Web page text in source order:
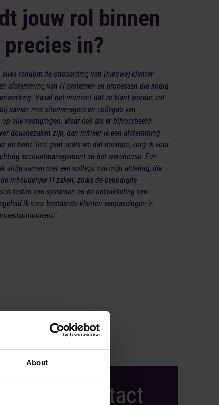
About
jouw rol binnen
in?
rondom de onboarding van (nieuwe) klanten
afstemming van IT-systemen en processen die nodig
Vanaf het moment dat ze klant worden tot
samen met sitemanagers en collega’s van
alle vestigingen. Maar ook als er bijvoorbeeld
douanezaken zijn, dan initieer ik een afstemming
de klant ‘live’ gaat zoals we dat noemen, zorg ik voor
accountmanagement en het warehouse. Een
altijd samen met een collega van mijn afdeling, die
inhoudelijke IT-zaken, zoals de benodigde
testen van systemen en de ontwikkeling van
ik voor bestaande klanten aanpassingen in
klantcontact